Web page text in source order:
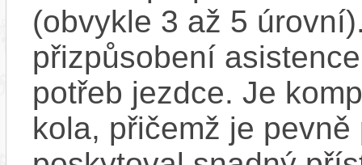
(obvykle 3 až 5
přizpůsobení
potřeb jezdce. Je
kola, přičemž je